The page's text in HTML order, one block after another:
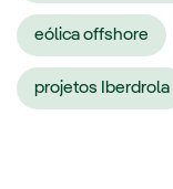
eólica offshore
projetos Iberdrola